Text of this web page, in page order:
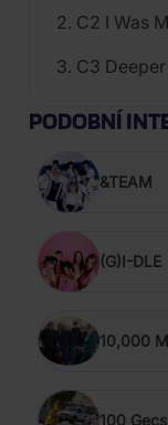
2. C2 I Was
3. C3 Deeper
PODOBNÍ
&TEAM
(G)I-DLE
10,000
100 Gecs